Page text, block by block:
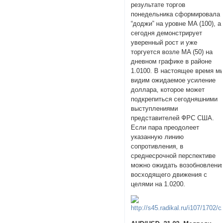
результате торгов
понедельника сформировала
“доджи” на уровне MA (100), а
сегодня демонстрирует
уверенный рост и уже
торгуется возле MA (50) на
дневном графике в районе
1.0100. В настоящее время
видим ожидаемое усиление
доллара, которое может
подкрепиться сегодняшними
выступлениями
представителей ФРС США.
Если пара преодолеет
указанную линию
сопротивления, в
среднесрочной перспективе
можно ожидать
восходящего движения с
целями на 1.0200.